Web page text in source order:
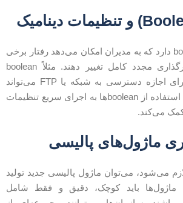
SELinux چندین boolean دارد که به مدیران امکان می‌دهد رفتار برخی
پالیسی‌ها را بدون بارگذاری مجدد کامل تغییر دهند. مثلاً boolean
مربوط به وب‌سرور برای اجازه دسترسی به شبکه یا FTP می‌تواند
فعال یا غیرفعال شود. استفاده از booleanها به اجرای سریع تنظیمات
می‌کند.
ماژول‌های پالیسی
می‌شود، می‌توان ماژول پالیسی جدید تولید
ماژول‌ها باید کوچک، دقیق و فقط شامل